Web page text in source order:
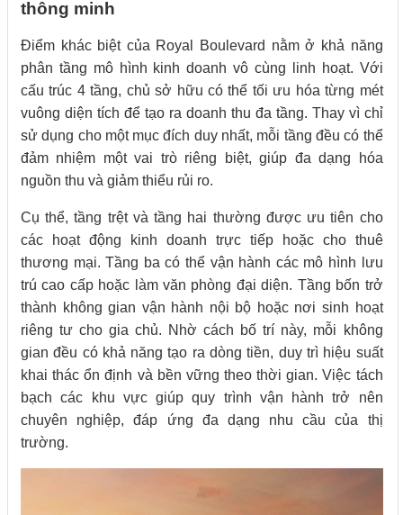
thông minh
Điểm khác biệt của Royal Boulevard nằm ở khả năng
phân tầng mô hình kinh doanh vô cùng linh hoạt. Với
cấu trúc 4 tầng, chủ sở hữu có thể tối ưu hóa từng mét
vuông diện tích để tạo ra doanh thu đa tầng. Thay vì chỉ
sử dụng cho một mục đích duy nhất, mỗi tầng đều có thể
đảm nhiệm một vai trò riêng biệt, giúp đa dạng hóa
nguồn thu và giảm thiểu rủi ro.
Cụ thể, tầng trệt và tầng hai thường được ưu tiên cho
các hoạt động kinh doanh trực tiếp hoặc cho thuê
thương mại. Tầng ba có thể vận hành các mô hình lưu
trú cao cấp hoặc làm văn phòng đại diện. Tầng bốn trở
thành không gian vận hành nội bộ hoặc nơi sinh hoạt
riêng tư cho gia chủ. Nhờ cách bố trí này, mỗi không
gian đều có khả năng tạo ra dòng tiền, duy trì hiệu suất
khai thác ổn định và bền vững theo thời gian. Việc tách
bạch các khu vực giúp quy trình vận hành trở nên
chuyên nghiệp, đáp ứng đa dạng nhu cầu của thị
trường.